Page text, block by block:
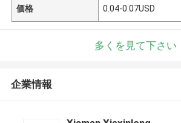
価格 0.04-0.07USD
多くを見て下さい
企業情報